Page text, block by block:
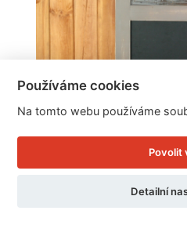
Hodiny s
Používáme cookies
Na tomto webu používáme
Povolit
Detailní